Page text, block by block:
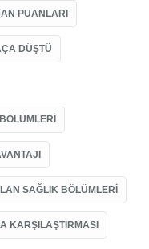
PUANLARI
DÜŞTÜ
SAĞLIK BÖLÜMLERI
KARŞILAŞTIRMASI